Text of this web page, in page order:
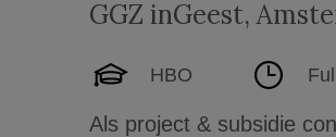
GGZ inGeest,
HBO
Als project & subsidie